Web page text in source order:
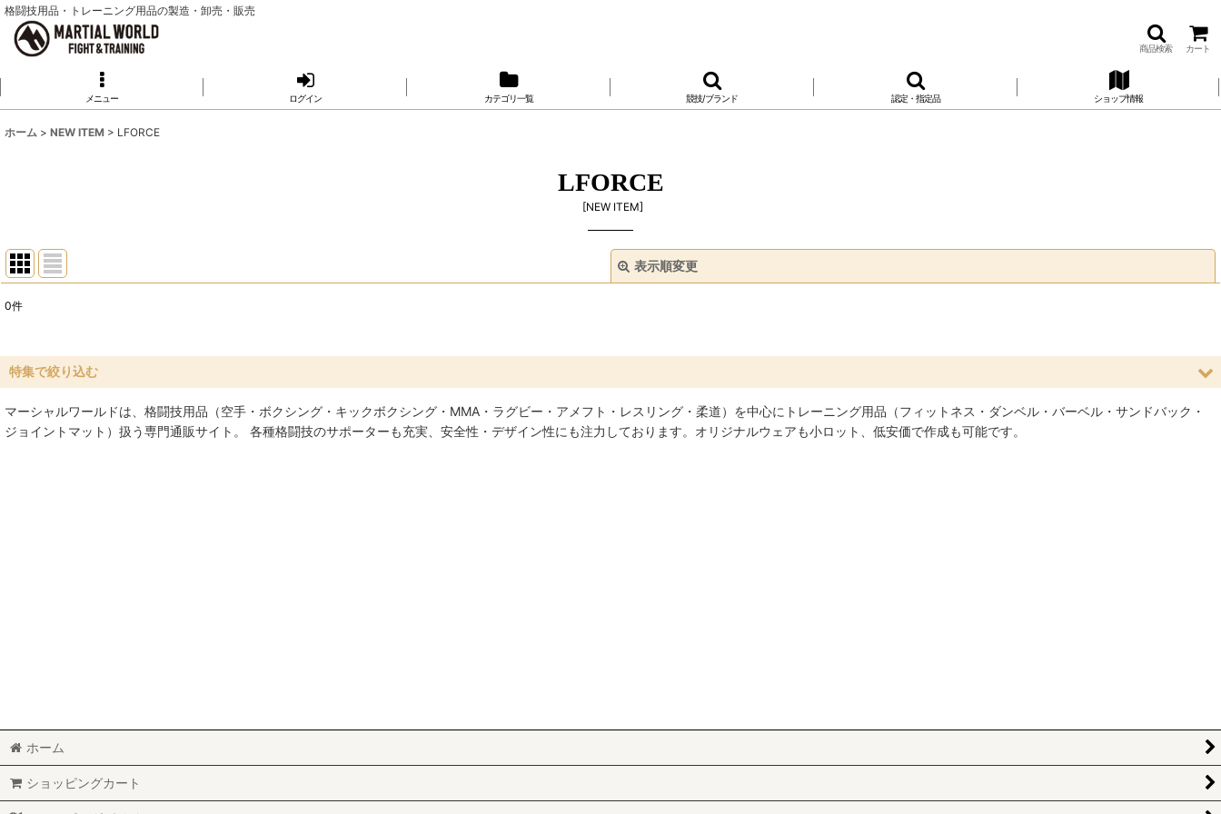
格闘技用品・トレーニング用品の製造・卸売・販売
商品検索 カート
メニュー ログイン カテゴリ一覧 競技/ブランド 認定・指定品 ショップ情報
ホーム > NEW ITEM > LFORCE
LFORCE
[NEW ITEM]
表示順変更
並び順:
絞り込む
0件
特集で絞り込む
空手
レスリング
RUGBY
MARTIAL WORLD
マーシャルワールドは、格闘技用品（空手・ボクシング・キックボクシング・MMA・ラグビー・アメフト・レスリング・柔道）を中心にトレーニング用品（フィットネス・ダンベル・バーベル・サンドバック・
ジョイントマット）扱う専門通販サイト。 各種格闘技のサポーターも充実、安全性・デザイン性にも注力しております。オリジナルウェアも小ロット、低安価で作成も可能です。
ホーム
ショッピングカート